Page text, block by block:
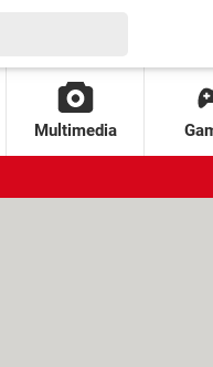
Multimedia